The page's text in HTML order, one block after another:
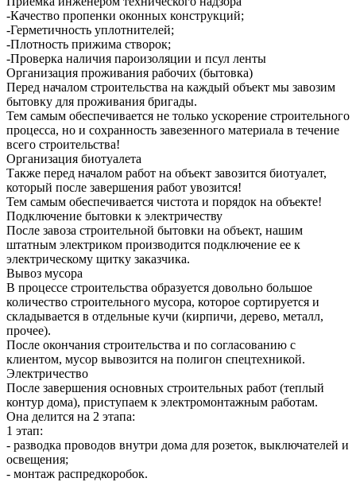
-Качество пропенки оконных конструкций;
-Герметичность уплотнителей;
-Плотность прижима створок;
-Проверка наличия пароизоляции и псул ленты
Организация проживания рабочих (бытовка)
Перед началом строительства на каждый объект мы завозим
бытовку для проживания бригады.
Тем самым обеспечивается не только ускорение строительного
процесса, но и сохранность завезенного материала в течение
всего строительства!
Организация биотуалета
Также перед началом работ на объект завозится биотуалет,
который после завершения работ увозится!
Тем самым обеспечивается чистота и порядок на объекте!
Подключение бытовки к электричеству
После завоза строительной бытовки на объект, нашим
штатным электриком производится подключение ее к
электрическому щитку заказчика.
Вывоз мусора
В процессе строительства образуется довольно большое
количество строительного мусора, которое сортируется и
складывается в отдельные кучи (кирпичи, дерево, металл,
прочее).
После окончания строительства и по согласованию с
клиентом, мусор вывозится на полигон спецтехникой.
Электричество
После завершения основных строительных работ (теплый
контур дома), приступаем к электромонтажным работам.
Она делится на 2 этапа:
1 этап:
- разводка проводов внутри дома для розеток, выключателей и
освещения;
- монтаж распредкоробок.